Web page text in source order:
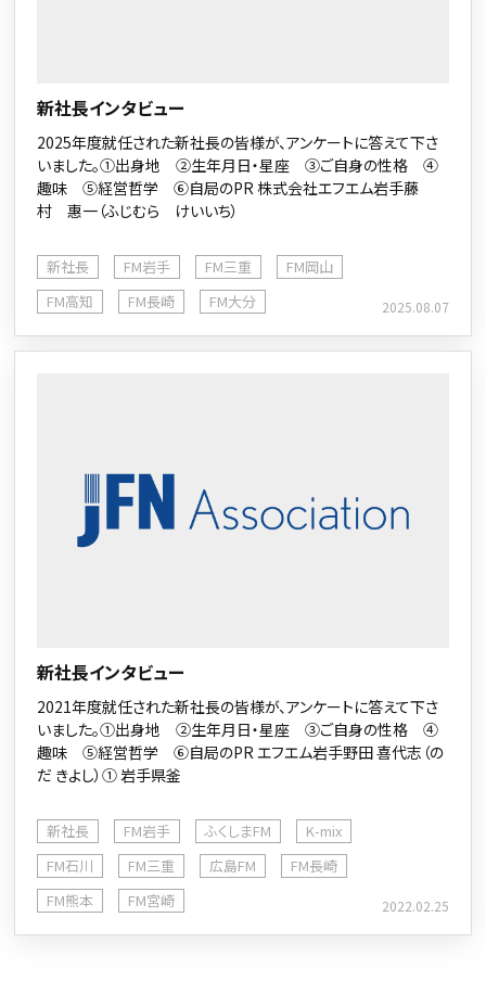
新社長インタビュー
2025年度就任された新社長の皆様が、アンケートに答えて下さ
いました。①出身地 ②生年月日・星座 ③ご自身の性格 ④
趣味 ⑤経営哲学 ⑥自局のPR 株式会社エフエム岩手藤
村 惠一（ふじむら けいいち）
新社長 FM岩手 FM三重
FM岡山
FM高知
FM長崎 FM大分 2025.08.07
新社長インタビュー
2021年度就任された新社長の皆様が、アンケートに答えて下さ
いました。①出身地 ②生年月日・星座 ③ご自身の性格 ④
趣味 ⑤経営哲学 ⑥自局のPR エフエム岩手野田 喜代志（の
だ きよし）① 岩手県釜
新社長 FM岩手 ふくしまFM
K-mix
FM石川
FM三重 広島FM
FM長崎
FM熊本
FM宮崎 2022.02.25